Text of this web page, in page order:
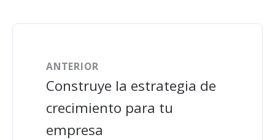
ANTERIOR
Construye la estrategia de
crecimiento para tu
empresa